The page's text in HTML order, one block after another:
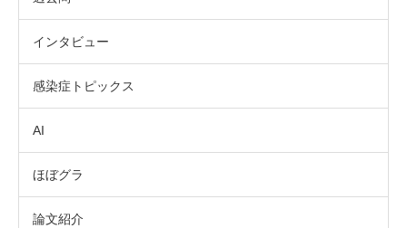
インタビュー
感染症トピックス
AI
ほぼグラ
論文紹介